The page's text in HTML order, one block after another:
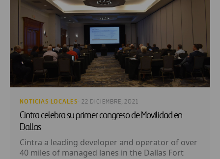
NOTICIAS LOCALES · 22 DICIEMBRE, 2021
Cintra celebra su primer congreso de Movilidad en
Dallas
Cintra a leading developer and operator of over
40 miles of managed lanes in the Dallas Fort